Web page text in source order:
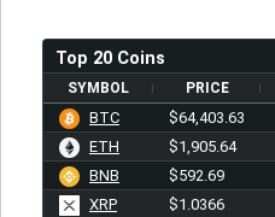
Top 20 Coins
SYMBOL PRICE
BTC $64,403.63
ETH
$1,905.64
BNB
$592.69
XRP
$1.0366